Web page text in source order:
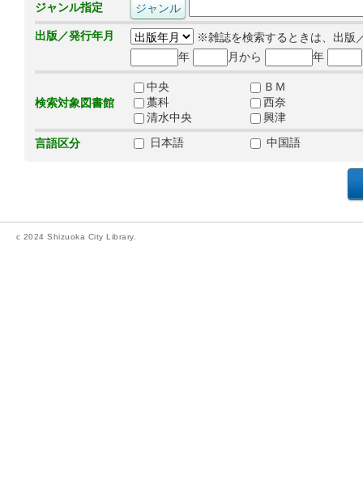
ジャンル指定
出版／発行年月
※雑誌を検索するときは、出版
年
月から 年
検索対象図書館
中央
ＢＭ
藁科
西奈
清水中央
興津
言語区分
日本語 中国語
c 2024 Shizuoka City Library.